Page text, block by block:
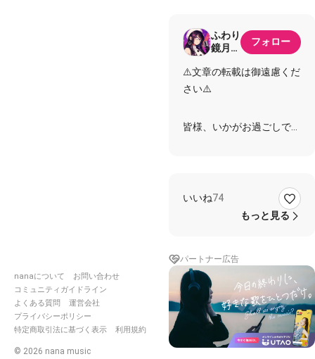
nanaについて
お問い合わせ
コミュニティガイドライン
よくある質問
運営会社
プライバシーポリシー
特定商取引法に基づく表示
利用規約
© 2026 nana music
ふわり
鏡月
フォロー
⚠️文章の転載は御遠慮くだ
さい⚠️
皆様、いかがお過ごしでし
り、御礼申し上げます。
さて、このところ
うちでもルールはあります
が、
少々多い印象があるかと思
いますので、
この機会にと纏めてみまし
いいね74
もっと見る
パートナー広告